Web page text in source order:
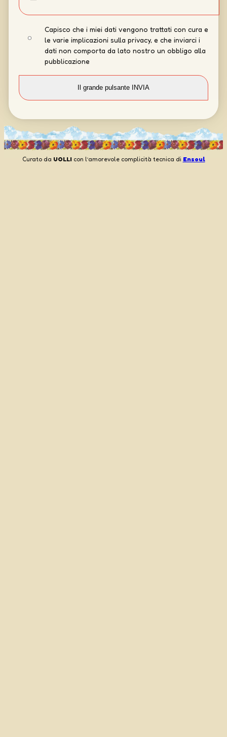
Capisco che i miei dati vengono trattati con cura e
le varie implicazioni sulla privacy, e che inviarci i
dati non comporta da lato nostro un obbligo alla
pubblicazione
Curato da UOLLIcon l’amorevole complicità tecnica di Ensoul